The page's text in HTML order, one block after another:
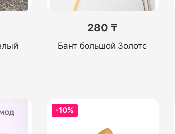
280 ₸
Бант большой Золото
-10%